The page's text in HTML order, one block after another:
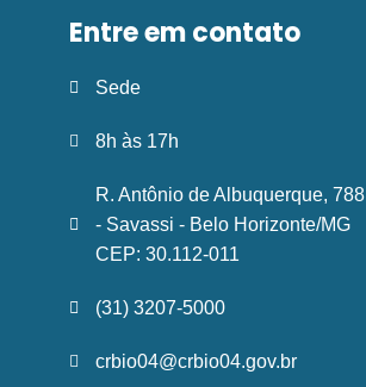
Entre em contato
Sede
8h às 17h
R. Antônio de Albuquerque, 788
- Savassi - Belo Horizonte/MG
CEP: 30.112-011
(31) 3207-5000
crbio04@crbio04.gov.br